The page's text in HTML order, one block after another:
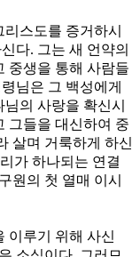
스도를 증거하시
다. 그는 새 언약의
중생을 통해 사람들
님은 그 백성에게
의 사랑을 확신시
그들을 대신하여 중
살며 거룩하게 하신
가 하나되는 연결
원의 첫 열매 이시
이루기 위해 사신